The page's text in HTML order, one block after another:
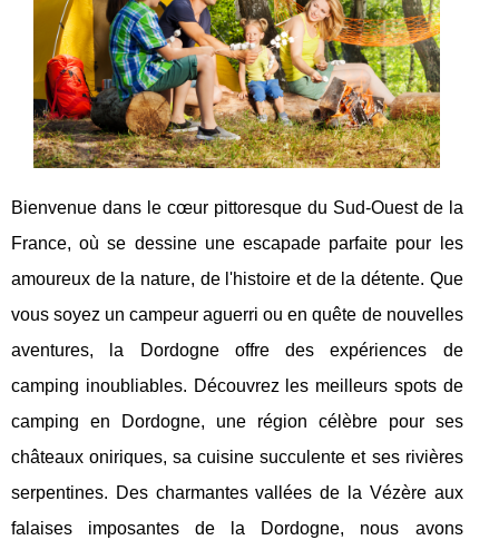
Bienvenue dans le cœur pittoresque du Sud-Ouest de la
France, où se dessine une escapade parfaite pour les
amoureux de la nature, de l'histoire et de la détente. Que
vous soyez un campeur aguerri ou en quête de nouvelles
aventures, la Dordogne offre des expériences de
camping inoubliables. Découvrez les meilleurs spots de
camping en Dordogne, une région célèbre pour ses
châteaux oniriques, sa cuisine succulente et ses rivières
serpentines. Des charmantes vallées de la Vézère aux
falaises imposantes de la Dordogne, nous avons